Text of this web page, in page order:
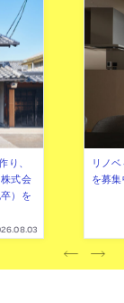
、
式会
）を
リノ
を募